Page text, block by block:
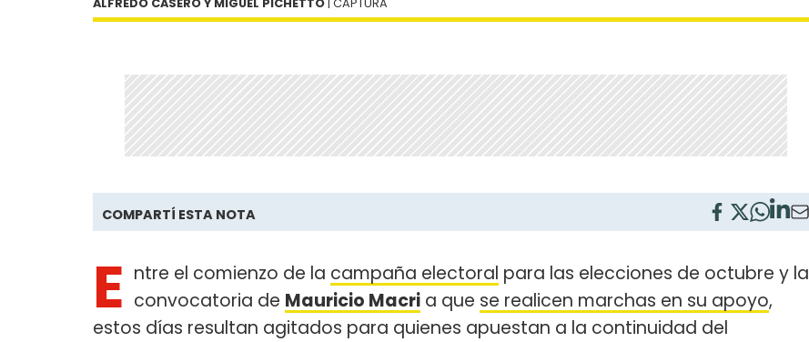
ALFREDO CASERO Y MIGUEL PICHETTO | CAPTURA
COMPARTÍ ESTA NOTA
E ntre el comienzo de la campaña electoral para las elecciones de octubre y la
convocatoria de Mauricio Macri a que se realicen marchas en su apoyo,
estos días resultan agitados para quienes apuestan a la continuidad del